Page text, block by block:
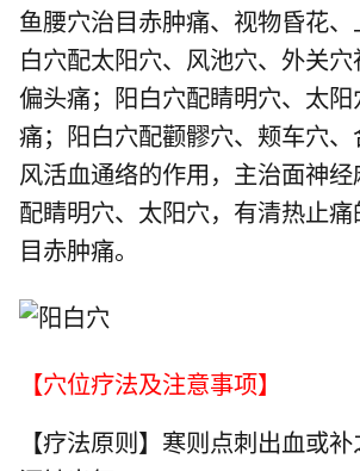
鱼腰穴治目赤肿痛、视物昏花
白穴配太阳穴、风池穴、外关
偏头痛；阳白穴配睛明穴、太阳
痛；阳白穴配颧髎穴、颊车穴
风活血通络的作用，主治面神
配睛明穴、太阳穴，有清热止
目赤肿痛。
【穴位疗法及注意事项】
【疗法原则】寒则点刺出血或